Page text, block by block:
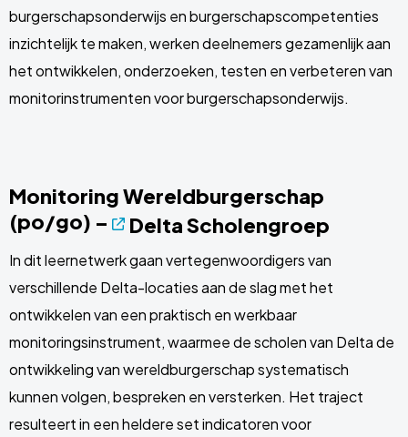
burgerschapsonderwijs en burgerschapscompetenties
inzichtelijk te maken, werken deelnemers gezamenlijk aan
het ontwikkelen, onderzoeken, testen en verbeteren van
monitorinstrumenten voor burgerschapsonderwijs.
Monitoring Wereldburgerschap
(po/go) –
Delta Scholengroep
In dit leernetwerk gaan vertegenwoordigers van
verschillende Delta-locaties aan de slag met het
ontwikkelen van een praktisch en werkbaar
monitoringsinstrument, waarmee de scholen van Delta de
ontwikkeling van wereldburgerschap systematisch
kunnen volgen, bespreken en versterken. Het traject
resulteert in een heldere set indicatoren voor